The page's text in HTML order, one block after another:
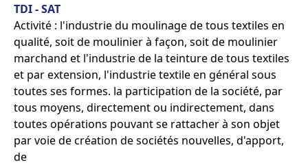
TDI - SAT
Activité : l'industrie du moulinage de tous textiles en
qualité, soit de moulinier à façon, soit de moulinier
marchand et l'industrie de la teinture de tous textiles
et par extension, l'industrie textile en général sous
toutes ses formes. la participation de la société, par
tous moyens, directement ou indirectement, dans
toutes opérations pouvant se rattacher à son objet
par voie de création de sociétés nouvelles, d'apport,
de